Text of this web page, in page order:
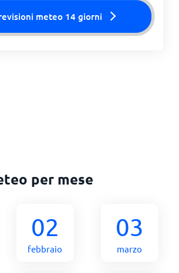
meteo 14 giorni
per mese
02
febbraio
03
marzo